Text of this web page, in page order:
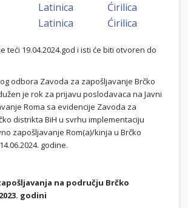
Latinica
Ćirilica
Latinica Ćirilica
teći 19.04.2024.god i isti će biti otvoren do
odbora Zavoda za zapošljavanje Brčko
je rok za prijavu poslodavaca na Javni
Roma sa evidencije Zavoda za
distrikta BiH u svrhu implementaciju
zapošljavanje Rom(a)/kinja u Brčko
godine.
na području Brčko
godini